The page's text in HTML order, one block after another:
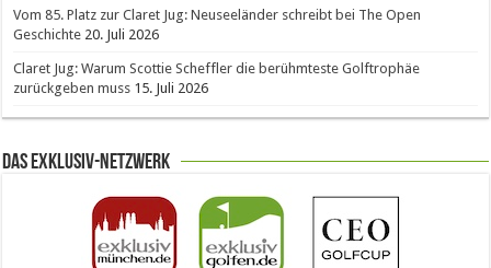
Vom 85. Platz zur Claret Jug: Neuseeländer schreibt bei The Open
Geschichte 20. Juli 2026
Claret Jug: Warum Scottie Scheffler die berühmteste Golftrophäe
zurückgeben muss 15. Juli 2026
Das Exklusiv-Netzwerk